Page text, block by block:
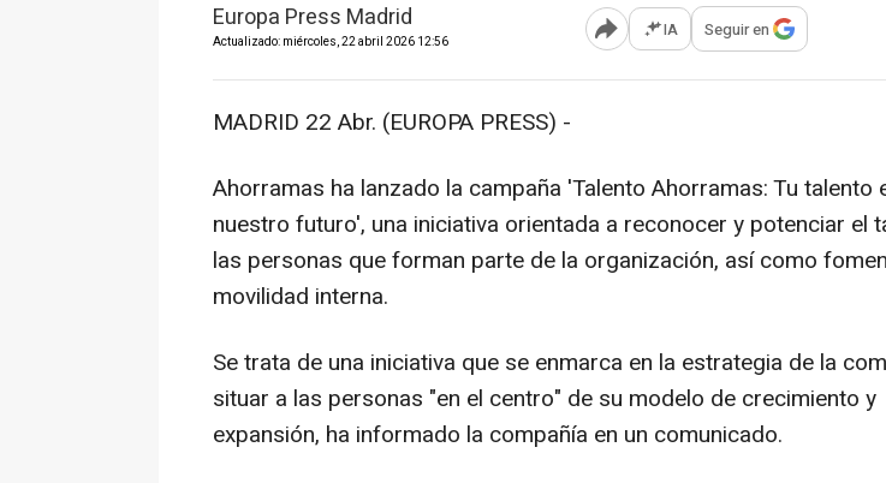
Europa Press Madrid
Actualizado: miércoles, 22 abril 2026 12:56 Abrir opciones para compartir
IA Seguir en
MADRID 22 Abr. (EUROPA PRESS) -
Ahorramas ha lanzado la campaña 'Talento Ahorramas: Tu talento
nuestro futuro', una iniciativa orientada a reconocer y potenciar el
las personas que forman parte de la organización, así como
movilidad interna.
Se trata de una iniciativa que se enmarca en la estrategia de la
situar a las personas "en el centro" de su modelo de crecimiento y
expansión, ha informado la compañía en un comunicado.